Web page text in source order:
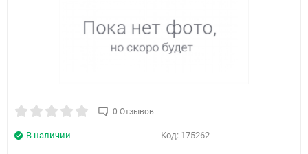
0 Отзывов
Код: 175262
В наличии